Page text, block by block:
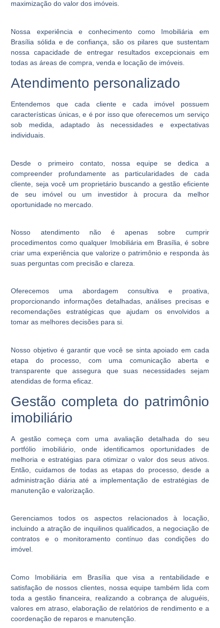
maximização do valor dos imóveis.
Nossa experiência e conhecimento como Imobiliária em
Brasília sólida e de confiança, são os pilares que sustentam
nossa capacidade de entregar resultados excepcionais em
todas as áreas de compra, venda e locação de imóveis.
Atendimento personalizado
Entendemos que cada cliente e cada imóvel possuem
características únicas, e é por isso que oferecemos um serviço
sob medida, adaptado às necessidades e expectativas
individuais.
Desde o primeiro contato, nossa equipe se dedica a
compreender profundamente as particularidades de cada
cliente, seja você um proprietário buscando a gestão eficiente
de seu imóvel ou um investidor à procura da melhor
oportunidade no mercado.
Nosso atendimento não é apenas sobre cumprir
procedimentos como qualquer Imobiliária em Brasília, é sobre
criar uma experiência que valorize o patrimônio e responda às
suas perguntas com precisão e clareza.
Oferecemos uma abordagem consultiva e proativa,
proporcionando informações detalhadas, análises precisas e
recomendações estratégicas que ajudam os envolvidos a
tomar as melhores decisões para si.
Nosso objetivo é garantir que você se sinta apoiado em cada
etapa do processo, com uma comunicação aberta e
transparente que assegura que suas necessidades sejam
atendidas de forma eficaz.
Gestão completa do patrimônio
imobiliário
A gestão começa com uma avaliação detalhada do seu
portfólio imobiliário, onde identificamos oportunidades de
melhoria e estratégias para otimizar o valor dos seus ativos.
Então, cuidamos de todas as etapas do processo, desde a
administração diária até a implementação de estratégias de
manutenção e valorização.
Gerenciamos todos os aspectos relacionados à locação,
incluindo a atração de inquilinos qualificados, a negociação de
contratos e o monitoramento contínuo das condições do
imóvel.
Como Imobiliária em Brasília que visa a rentabilidade e
satisfação de nossos clientes, nossa equipe também lida com
toda a gestão financeira, realizando a cobrança de aluguéis,
valores em atraso, elaboração de relatórios de rendimento e a
coordenação de reparos e manutenção.